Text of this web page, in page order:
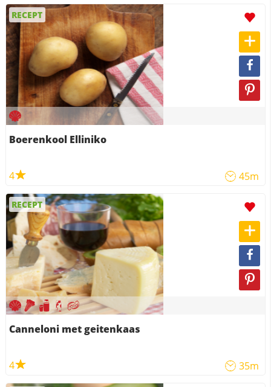
RECEPT
Boerenkool Elliniko
4 45m
RECEPT
Canneloni met geitenkaas
4 35m